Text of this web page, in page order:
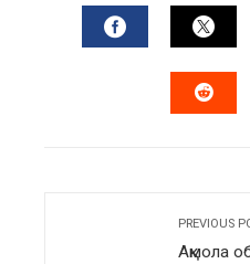
FACEBOOK
PREVIOUS
Ақмола